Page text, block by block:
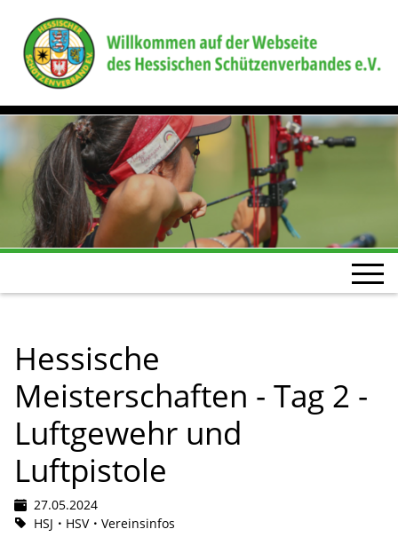
Hessische
Meisterschaften - Tag 2 -
Luftgewehr und
Luftpistole
27.05.2024
HSJ
HSV Vereinsinfos